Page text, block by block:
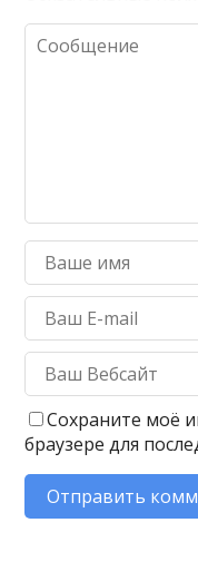
Сохраните моё
браузере для